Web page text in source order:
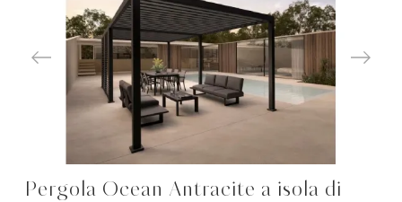
Pergola Ocean Antracite a isola di